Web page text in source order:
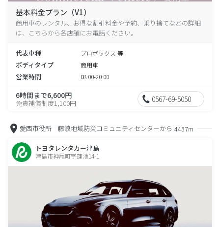
基本料金プラン（V1）
商用車のレンタル、お得な割引料金や予約、乗り捨てなどの詳細
は、こちらから各店舗にお電話ください。
代表車種 プロボックス 等
ボディタイプ 商用車
営業時間 08:00-20:00
6時間まで6,600円
免責補償制度1,100円 0567-69-5050
愛西市役所 藤浪地域防災コミュニティセンターから 4437m
トヨタレンタカー津島
津島市神尾町字蓮池14-1